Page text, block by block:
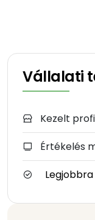
Vállalati
Kezelt
Értékelés